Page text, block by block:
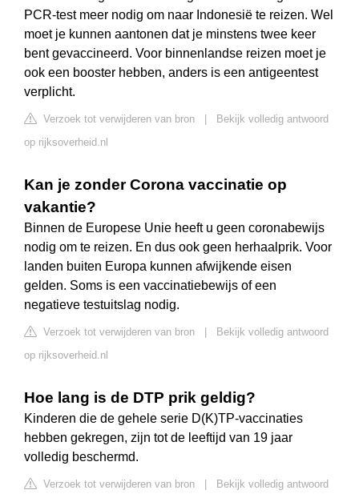
PCR-test meer nodig om naar Indonesië te reizen. Wel
moet je kunnen aantonen dat je minstens twee keer
bent gevaccineerd. Voor binnenlandse reizen moet je
ook een booster hebben, anders is een antigeentest
verplicht.
Verzoek tot verwijderen van bron
Bekijk volledig antwoord
op rijksoverheid.nl
Kan je zonder Corona vaccinatie op
vakantie?
Binnen de Europese Unie heeft u geen coronabewijs
nodig om te reizen. En dus ook geen herhaalprik. Voor
landen buiten Europa kunnen afwijkende eisen
gelden. Soms is een vaccinatiebewijs of een
negatieve testuitslag nodig.
Verzoek tot verwijderen van bron
Bekijk volledig antwoord
op rijksoverheid.nl
Hoe lang is de DTP prik geldig?
Kinderen die de gehele serie D(K)TP-vaccinaties
hebben gekregen, zijn tot de leeftijd van 19 jaar
volledig beschermd.
Verzoek tot verwijderen van bron
Bekijk volledig antwoord